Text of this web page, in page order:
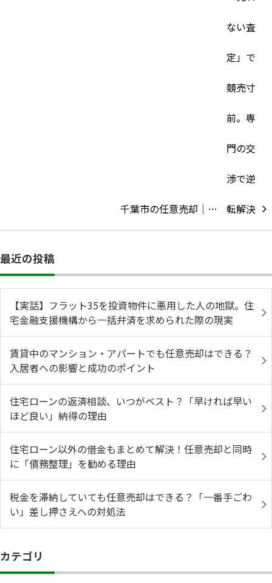
千葉市の任意売却｜…
最近の投稿
【実話】フラット35を投資物件に悪用した人の地獄。住
宅金融支援機構から一括弁済を求められた際の現実
賃貸中のマンション・アパートでも任意売却はできる？
入居者への影響と成功のポイント
住宅ローンの返済相談、いつがベスト？「早ければ早い
ほど良い」納得の理由
住宅ローン以外の借金もまとめて解決！任意売却と同時
に「債務整理」を勧める理由
税金を滞納していても任意売却はできる？「一番手ごわ
い」差し押さえへの対処法
カテゴリ